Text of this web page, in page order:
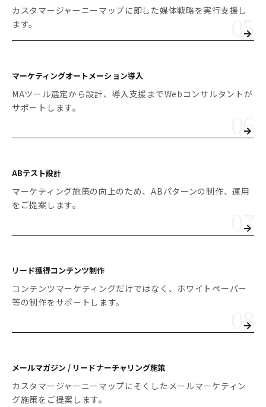
カスタマージャーニーマップに即した媒体戦略を実行支援し
ます。
マーケティングオートメーション導入
MAツール選定から設計、導入支援までWebコンサルタントが
サポートします。
ABテスト設計
マーケティング施策の向上のため、ABパターンの制作、運用
をご提案します。
リード獲得コンテンツ制作
コンテンツマーケティングだけではなく、ホワイトペーパー
等の制作をサポートします。
メールマガジン / リードナーチャリング施策
カスタマージャーニーマップにそくしたメールマーケティン
グ施策をご提案します。